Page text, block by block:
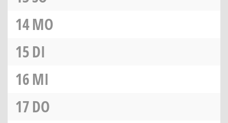
14MO
15DI
16MI
17DO